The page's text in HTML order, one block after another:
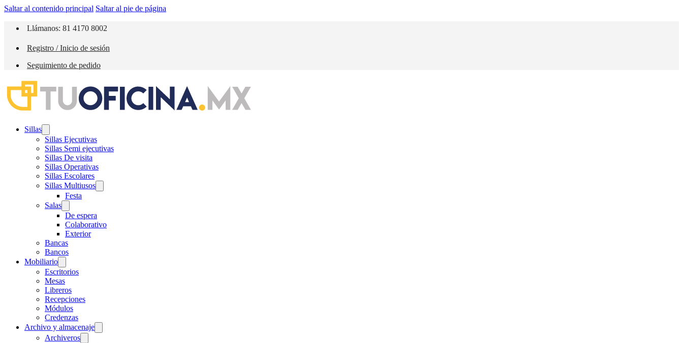
Saltar al contenido principal Saltar al pie de página
Llámanos: 81 4170 8002
Registro / Inicio de sesión
Seguimiento de pedido
Sillas
Sillas Ejecutivas
Sillas Semi ejecutivas
Sillas De visita
Sillas Operativas
Sillas Escolares
Sillas Multiusos
Festa
Salas
De espera
Colaborativo
Exterior
Bancas
Bancos
Mobiliario
Escritorios
Mesas
Libreros
Recepciones
Módulos
Credenzas
Archivo y almacenaje
Archiveros